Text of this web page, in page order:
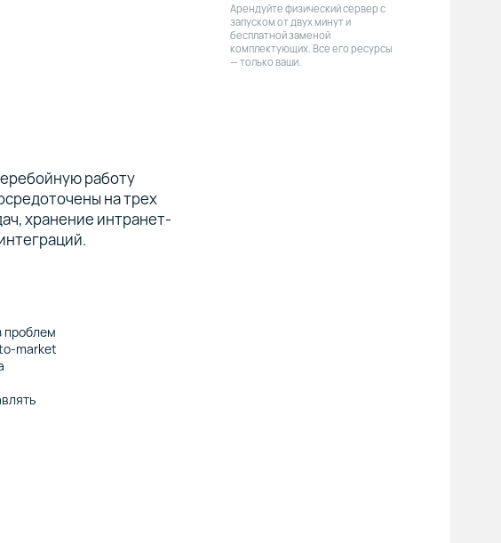
Арендуйте физический сервер с
запуском от двух минут и
бесплатной заменой
комплектующих. Все его ресурсы
— только ваши.
работу
на трех
хранение интранет-
проблем
market